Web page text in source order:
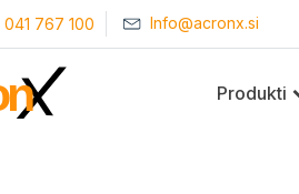
041 767 100 Info@acronx.si
Produkti